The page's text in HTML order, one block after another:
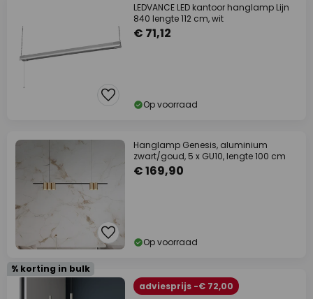
LEDVANCE LED kantoor hanglamp Lijn
840 lengte 112 cm, wit
€ 71,12
Op voorraad
Hanglamp Genesis, aluminium
zwart/goud, 5 x GU10, lengte 100 cm
€ 169,90
Op voorraad
% korting in bulk
adviesprijs -€ 72,00